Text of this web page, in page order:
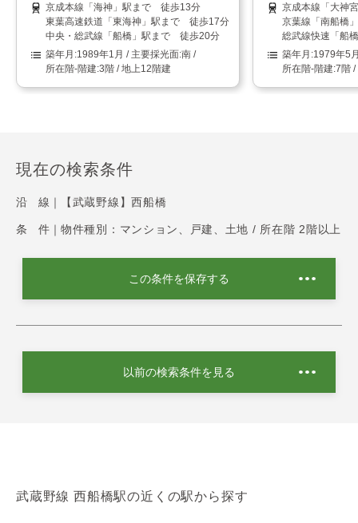
京成本線「海神」駅まで 徒歩13分
東葉高速鉄道「東海神」駅まで 徒歩17分
中央・総武線「船橋」駅まで 徒歩20分
1989年1月
南
3階 / 地上12階建
京成本線「大神
京葉線「南船橋
総武線快速「船
1979年5
7階 /
現在の検索条件
沿 線｜ 【武蔵野線】西船橋
条 件｜ 物件種別：マンション、戸建、土地 / 所在階 2階以上
この条件を保存する
以前の検索条件を見る
武蔵野線 西船橋駅の近くの駅から探す